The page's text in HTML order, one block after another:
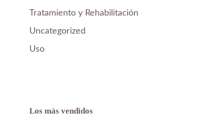
Tratamiento y Rehabilitación
Uncategorized
Uso
Los más vendidos